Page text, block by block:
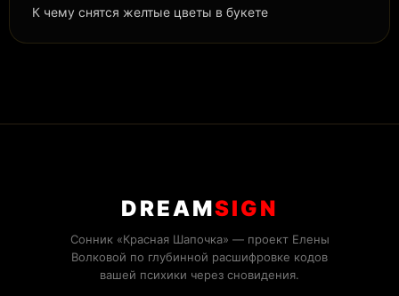
К чему снятся желтые цветы в букете
DREAMSIGN
Сонник «Красная Шапочка» — проект Елены
Волковой по глубинной расшифровке кодов
вашей психики через сновидения.